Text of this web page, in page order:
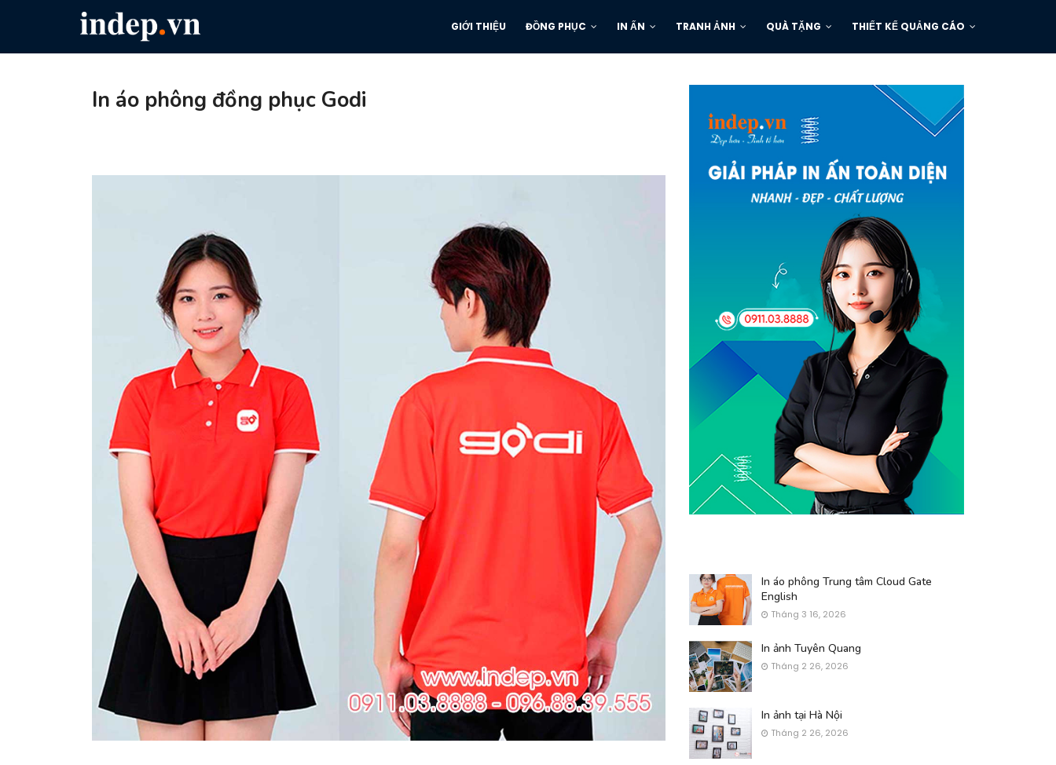
GIỚI THIỆU ĐỒNG PHỤC IN ẤN TRANH ẢNH QUÀ TẶNG THIẾT KẾ QUẢNG CÁO
In áo phông đồng phục Godi
In áo phông Trung tâm Cloud Gate
English
Tháng 3 16, 2026
In ảnh Tuyên Quang
Tháng 2 26, 2026
In ảnh tại Hà Nội
Tháng 2 26, 2026